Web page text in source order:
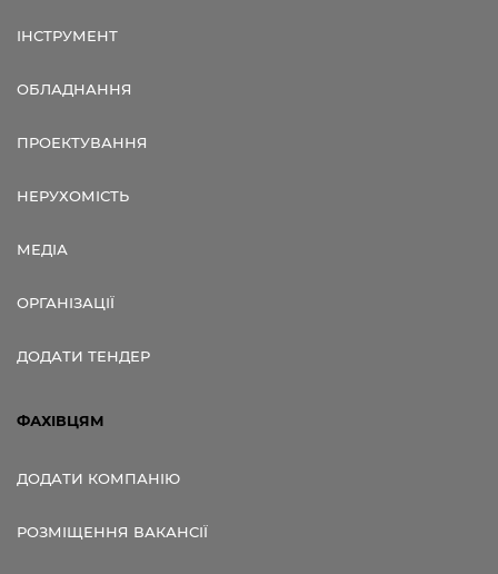
ІНСТРУМЕНТ
ОБЛАДНАННЯ
ПРОЕКТУВАННЯ
НЕРУХОМІСТЬ
МЕДІА
ОРГАНІЗАЦІЇ
ДОДАТИ ТЕНДЕР
ФАХІВЦЯМ
ДОДАТИ КОМПАНІЮ
РОЗМІЩЕННЯ ВАКАНСІЇ